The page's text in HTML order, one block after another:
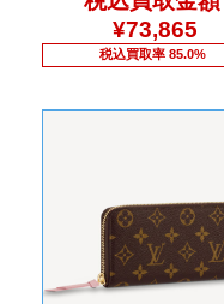
¥73,865
税込買取率 85.0%